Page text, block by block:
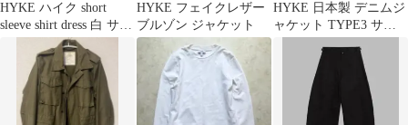
HYKE ハイク short
sleeve shirt dress 白 サイ
HYKE フェイクレザー
ブルゾン ジャケット
HYKE 日本製 デニムジ
ャケット TYPE3 サイ